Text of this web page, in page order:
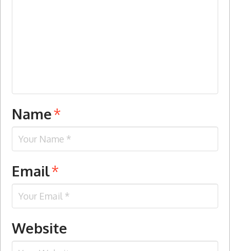
Name*
Email*
Website